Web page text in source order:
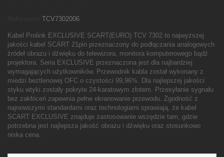
TCV7302006
Kabel Prolink EXCLUSIVE SCART(EURO) TCV 7302 to najwyższej
jakości kabel SCART 21pin przeznaczony do podłączania analogowych
źródeł obrazu i dźwięku do telewizora, monitora komputerowego bądź
projektora. Seria EXCLUSIVE przeznaczona jest dla najbardziej
wymagających użytkowników. Przewodnik kabla został wykonany z
miedzi beztlenowej OFC o czystości 99,96%. Dla najlepszej jakości
styku wtyki zostały pokryte 24-karatowym złotem. Przesyłanie sygnału
bez zakłóceń zapewnia pełne ekranowanie przewodu. Zgodność z
najnowszymi standardami oraz technologiami sprawiają, że kabel
SCART EXCLUSIVE znajduje zastosowanie wszędzie tam, gdzie
potrzebna jest najlepsza jakość obrazu i dźwięku oraz stosunkowo
niska cena.